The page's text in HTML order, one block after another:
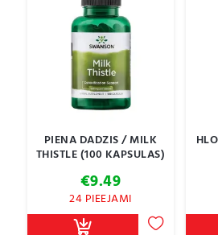
PIENA DADZIS / MILK
THISTLE (100 KAPSULAS)
€9.49
24 PIEEJAMI